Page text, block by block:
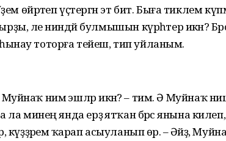
өйрәтеп үҫтергән эт бит. Быға тиклем
әле ниндәй булмышын күрһәтер икән?
һынау тоторға тейеш, тип уйланым.
Муйнаҡ нимә эшләр икән? – тим. Ә Муйнаҡ
ла минең янда ерҙә ятҡан бәрәс янына
ҡарап асыуланып өрә. – Әйҙә,